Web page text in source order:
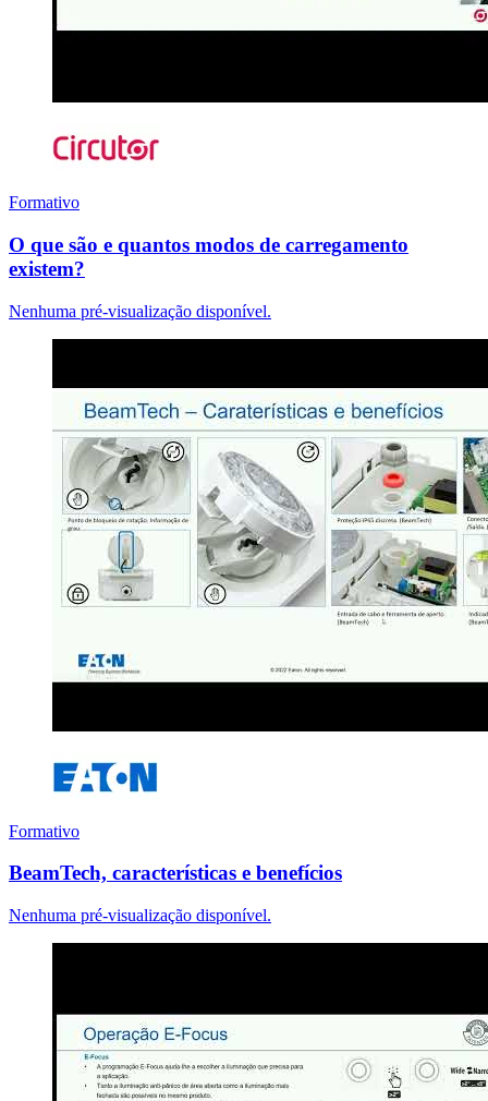
Formativo
O que são e quantos modos de carregamento
existem?
Nenhuma pré-visualização disponível.
Formativo
BeamTech, características e benefícios
Nenhuma pré-visualização disponível.